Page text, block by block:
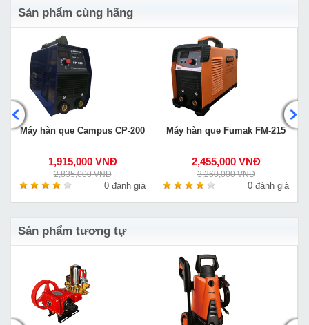
Sản phẩm cùng hãng
Máy hàn que Campus CP-200
1,915,000 VNĐ
2,835,000 VNĐ
0 đánh giá
Máy hàn que Fumak FM-215
2,455,000 VNĐ
3,260,000 VNĐ
0 đánh giá
Sản phẩm tương tự